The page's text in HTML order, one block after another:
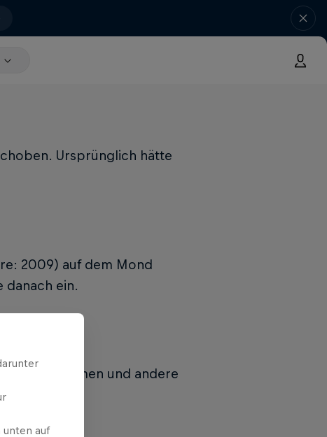
Ursprünglich hätte
2009) auf dem Mond
danach ein.
Kino kommen und andere
unten auf